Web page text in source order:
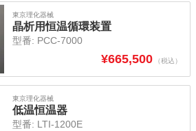
東京理化器械
晶析用恒温循環装置
型番: PCC-7000
¥665,500 （税込）
東京理化器械
低温恒温器
型番: LTI-1200E